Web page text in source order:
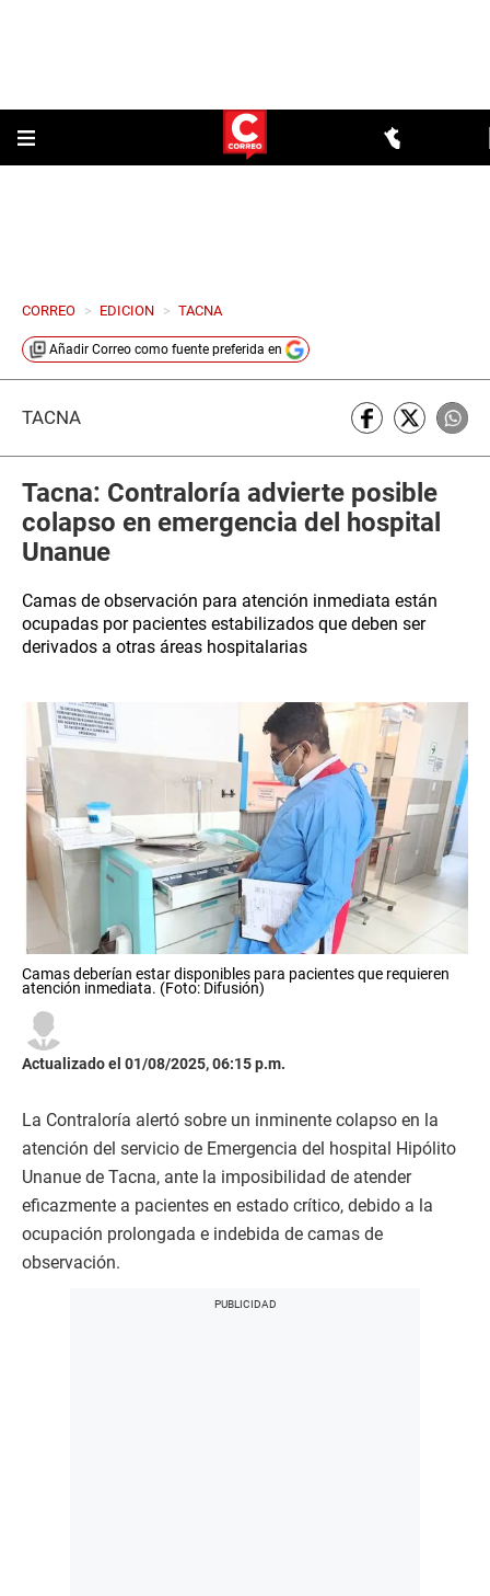
CORREO > EDICION > TACNA
Añadir Correo como fuente preferida en
TACNA
Tacna: Contraloría advierte posible
colapso en emergencia del hospital
Unanue
Camas de observación para atención inmediata están
ocupadas por pacientes estabilizados que deben ser
derivados a otras áreas hospitalarias
Camas deberían estar disponibles para pacientes que requieren
atención inmediata. (Foto: Difusión)
Actualizado el 01/08/2025, 06:15 p.m.
La Contraloría alertó sobre un inminente colapso en la
atención del servicio de Emergencia del hospital Hipólito
Unanue de Tacna, ante la imposibilidad de atender
eficazmente a pacientes en estado crítico, debido a la
ocupación prolongada e indebida de camas de
observación.